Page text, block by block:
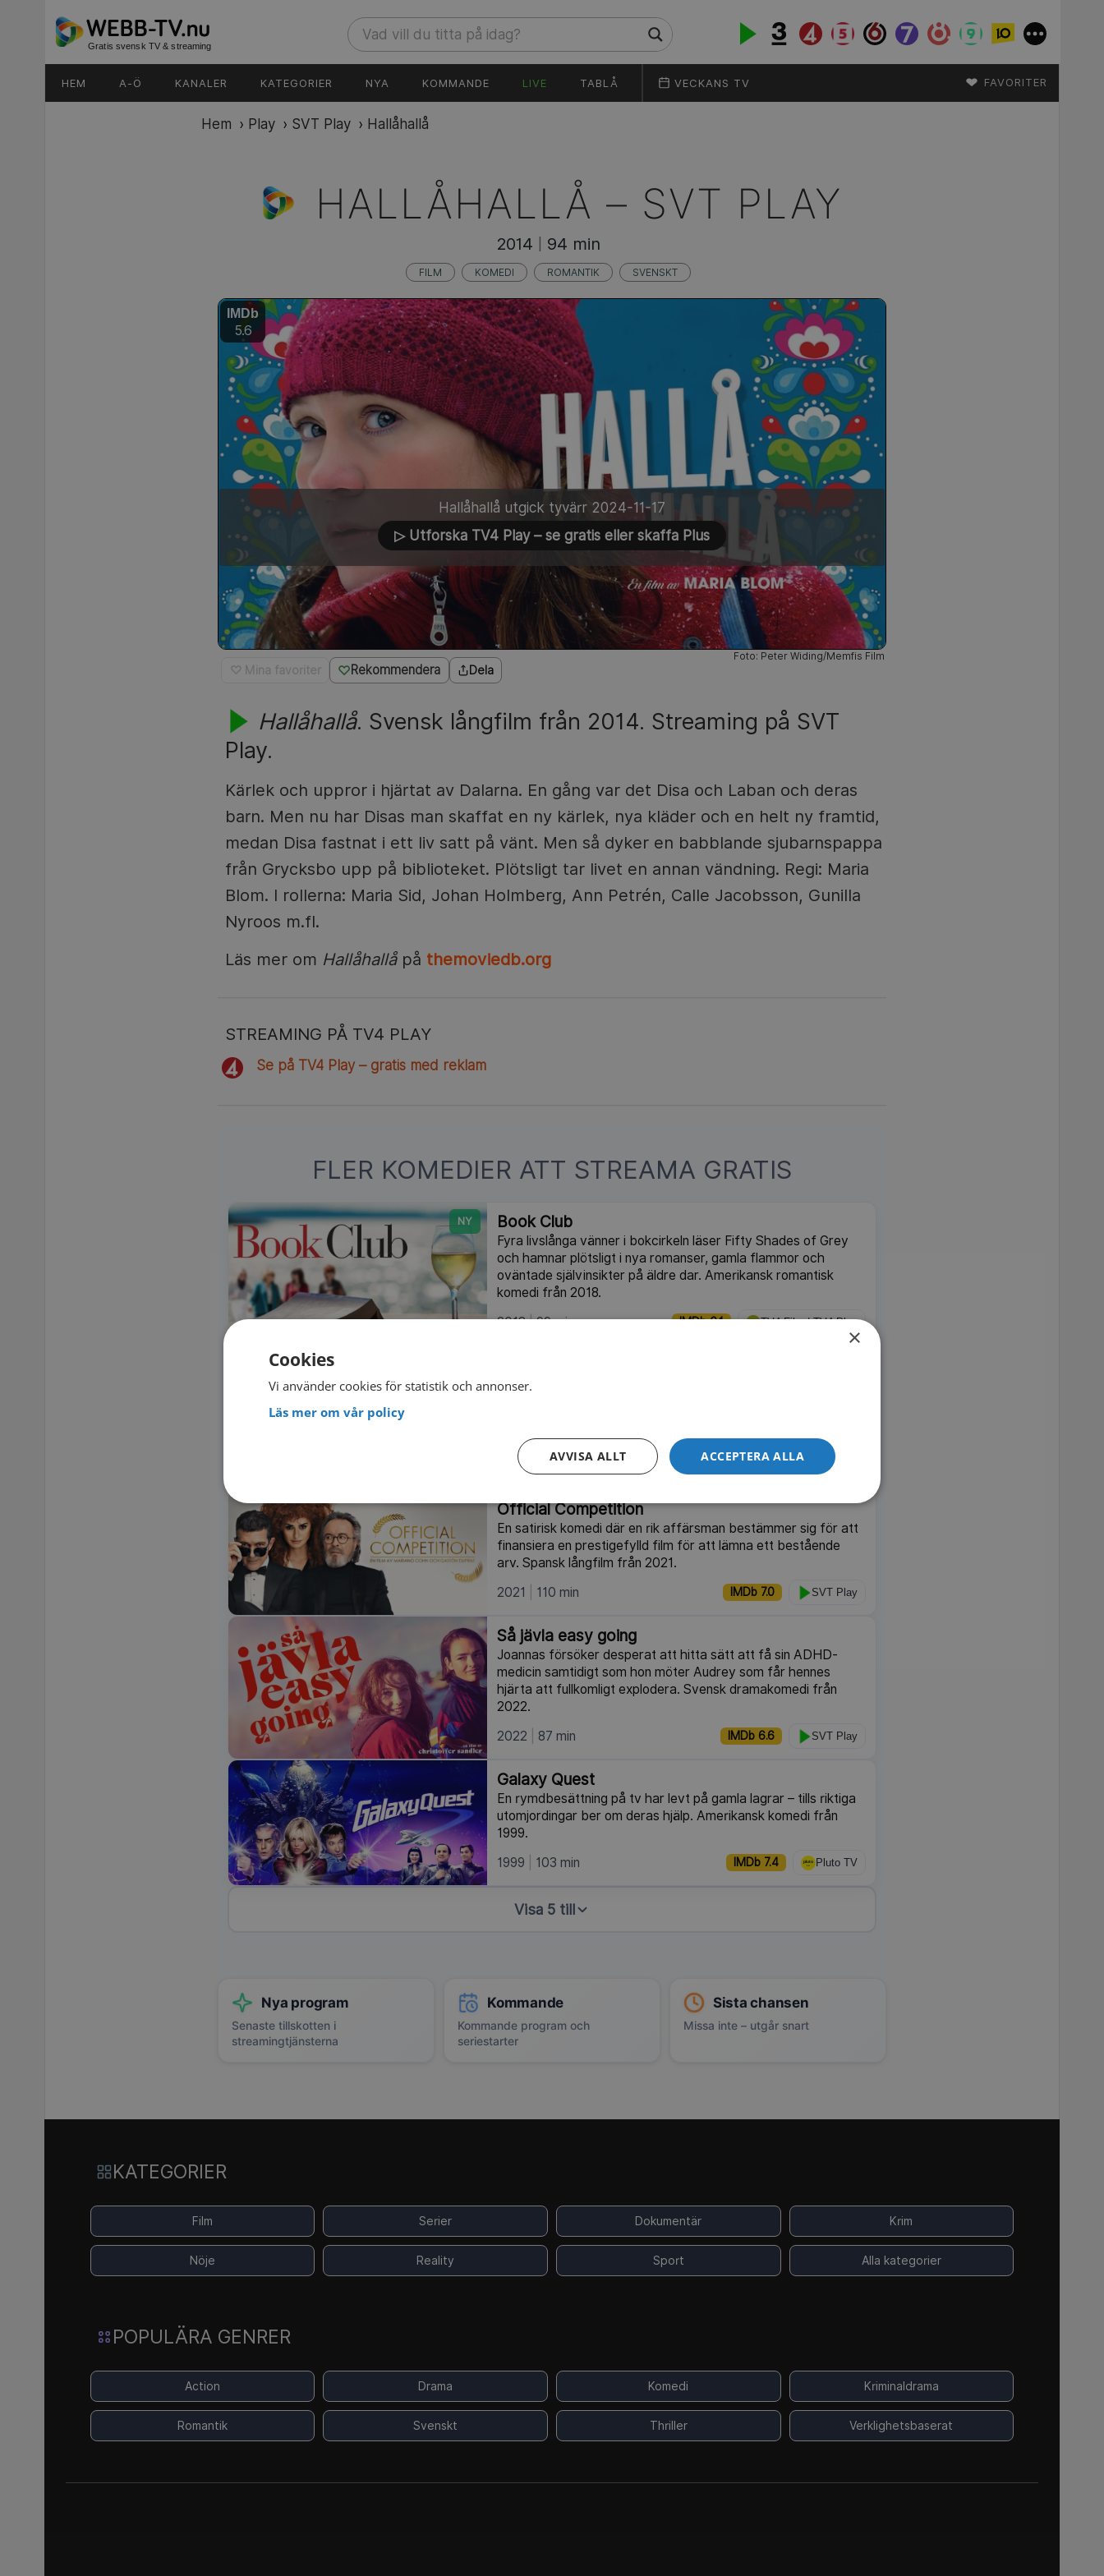
Gratis svensk TV & streaming
HEM A-Ö KANALER KATEGORIER NYA KOMMANDE LIVE TABLÅ VECKANS TV ♥ FAVORITER
Hem › Play › SVT Play › Hallåhallå
HALLÅHALLÅ – SVT PLAY
♡ Mina favoriter Rekommendera Dela
Hallåhallå. Svensk långfilm från 2014. Streaming på SVT
Play.
Kärlek och uppror i hjärtat av Dalarna. En gång var det Disa och Laban och deras
barn. Men nu har Disas man skaffat en ny kärlek, nya kläder och en helt ny framtid,
medan Disa fastnat i ett liv satt på vänt. Men så dyker en babblande sjubarnspappa
från Grycksbo upp på biblioteket. Plötsligt tar livet en annan vändning. Regi: Maria
Blom. I rollerna: Maria Sid, Johan Holmberg, Ann Petrén, Calle Jacobsson, Gunilla
Nyroos m.fl.
Läs mer om Hallåhallåpå themoviedb.org
Foto: Peter Widing/Memfis Film
Hallåhallå utgick tyvärr 2024-11-17
▷ Utforska TV4 Play – se gratis eller skaffa Plus
STREAMING PÅ TV4 PLAY
Se på TV4 Play – gratis med reklam
2014 94 min
FILM KOMEDI ROMANTIK SVENSKT
IMDb
5.6
FLER KOMEDIER ATT STREAMA GRATIS
NY Book Club
Fyra livslånga vänner i bokcirkeln läser Fifty Shades of Grey
och hamnar plötsligt i nya romanser, gamla flammor och
oväntade självinsikter på äldre dar. Amerikansk romantisk
komedi från 2018.
2018
99 min IMDb 6.1 TV4 Film | TV4 Play
Angies nya drömlägenhet hotas när en skadad papegoja flyger
2022.
2022
81 min TV4 Play
Official Competition
En satirisk komedi där en rik affärsman bestämmer sig för att
finansiera en prestigefylld film för att lämna ett bestående
arv. Spansk långfilm från 2021.
2021
110 min IMDb 7.0 SVT Play
Så jävla easy going
Joannas försöker desperat att hitta sätt att få sin ADHD-
medicin samtidigt som hon möter Audrey som får hennes
hjärta att fullkomligt explodera. Svensk dramakomedi från
2022.
2022
87 min IMDb 6.6 SVT Play
Galaxy Quest
En rymdbesättning på tv har levt på gamla lagrar – tills riktiga
utomjordingar ber om deras hjälp. Amerikansk komedi från
1999.
1999
103 min IMDb 7.4 Pluto TV
Visa 5 till
Nya program
Senaste tillskotten i
streamingtjänsterna
Kommande
Kommande program och
seriestarter
Sista chansen
Missa inte – utgår snart
KATEGORIER
Film Serier Dokumentär Krim
Nöje Reality Sport Alla kategorier
POPULÄRA GENRER
Action Drama Komedi Kriminaldrama
Romantik Svenskt Thriller Verklighetsbaserat
×
Cookies
Vi använder cookies för statistik och annonser.
Läs mer om vår policy
ACCEPTERA ALLA
AVVISA ALLT